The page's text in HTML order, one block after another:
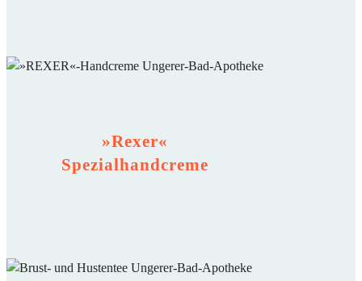
»Rexer«
Spezialhandcreme